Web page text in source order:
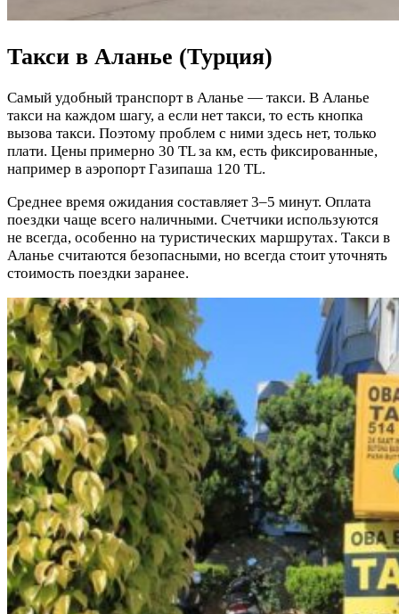
Такси в Аланье (Турция)
Самый удобный транспорт в Аланье — такси. В Аланье
такси на каждом шагу, а если нет такси, то есть кнопка
вызова такси. Поэтому проблем с ними здесь нет, только
плати. Цены примерно 30 TL за км, есть фиксированные,
например в аэропорт Газипаша 120 TL.
Среднее время ожидания составляет 3–5 минут. Оплата
поездки чаще всего наличными. Счетчики используются
не всегда, особенно на туристических маршрутах. Такси в
Аланье считаются безопасными, но всегда стоит уточнять
стоимость поездки заранее.